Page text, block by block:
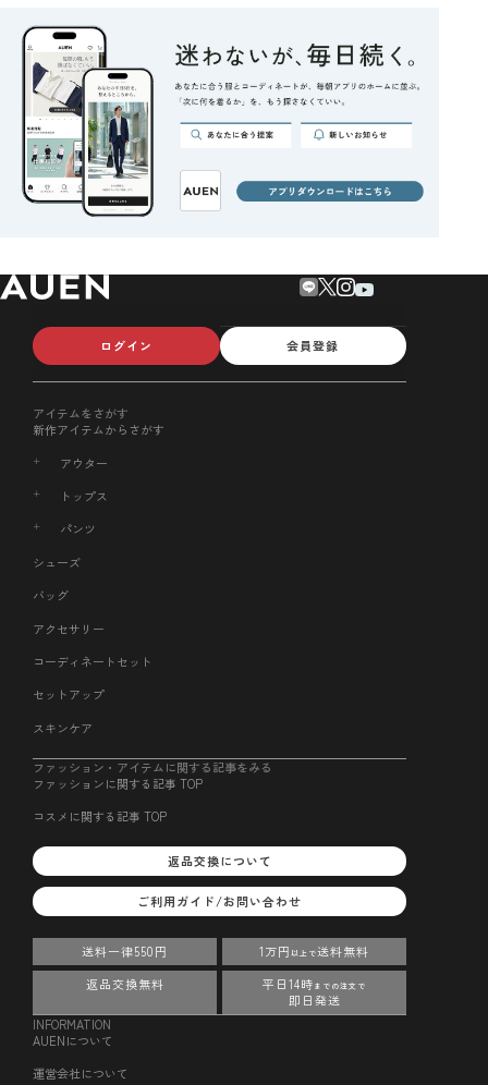
ログイン 会員登録
アイテムをさがす
新作アイテムからさがす
アウター
トップス
パンツ
シューズ
バッグ
アクセサリー
コーディネートセット
セットアップ
スキンケア
ファッション・アイテムに関する記事をみる
ファッションに関する記事 TOP
コスメに関する記事 TOP
返品交換について
ご利用ガイド/お問い合わせ
送料一律550円 1万円 以上で送料無料
返品交換無料
平日14時 までの注文で
即日発送
INFORMATION
AUENについて
運営会社について